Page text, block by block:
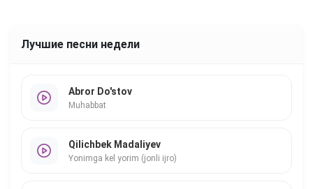
Лучшие песни недели
Abror Do'stov
Muhabbat
Qilichbek Madaliyev
Yonimga kel yorim (jonli ijro)